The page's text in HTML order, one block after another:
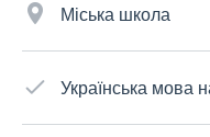
Міська школа
Українська мова